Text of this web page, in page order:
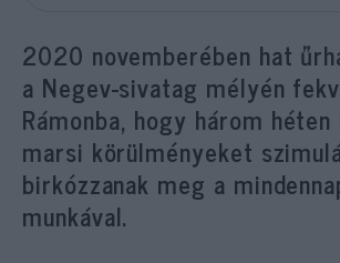
2020 novemberében hat
a Negev-sivatag mélyén
Rámonba, hogy három
marsi körülményeket
birkózzanak meg a
munkával.